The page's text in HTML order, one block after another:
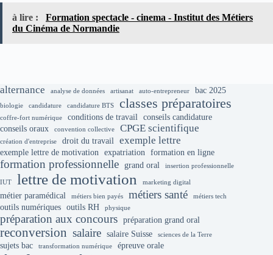
à lire :
Formation spectacle - cinema - Institut des Métiers
du Cinéma de Normandie
alternance analyse de données artisanat auto-entrepreneur bac 2025
biologie candidature candidature BTS classes préparatoires
coffre-fort numérique conditions de travail conseils candidature
conseils oraux
convention collective CPGE scientifique
création d'entreprise droit du travail exemple lettre
exemple lettre de motivation expatriation formation en ligne
formation professionnelle grand oral insertion professionnelle
IUT lettre de motivation marketing digital
métier paramédical métiers bien payés métiers santé métiers tech
outils numériques outils RH physique
préparation aux concours préparation grand oral
reconversion salaire salaire Suisse sciences de la Terre
sujets bac transformation numérique épreuve orale